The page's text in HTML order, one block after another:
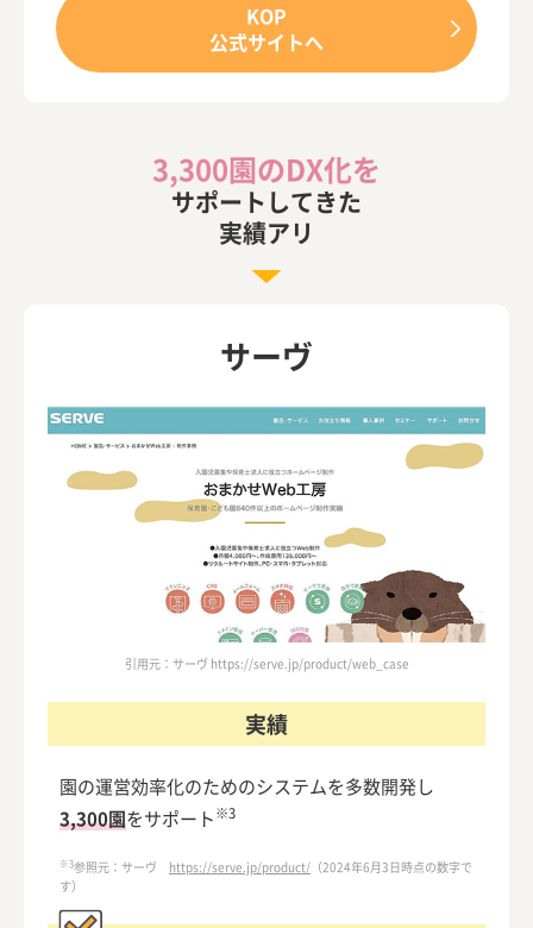
KOP
公式サイトへ
3,300園のDX化を
サポートしてきた
実績アリ
サーヴ
引用元：サーヴ https://serve.jp/product/web_case
実績
園の運営効率化のためのシステムを多数開発し
3,300園をサポート※3
※3参照元：サーヴ https://serve.jp/product/ （2024年6月3日時点の数字で
す）